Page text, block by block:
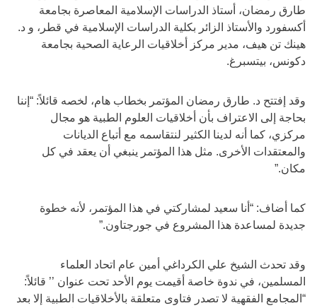
طارق رمضان، أستاذ الدراسات الإسلامية المعاصرة بجامعة
أكسفورد والأستاذ الزائر بكلية الدراسات الإسلامية في قطر، و د.
هينك تن هيف، مدير مركز أخلاقيات الرعاية الصحية بجامعة
دكونس، بيتسبرغ.
وقد إفتتح د. طارق رمضان المؤتمر بخطاب هام، لخصه قائلاً: “إننا
بحاجة إلى الاعتراف بأن أخلاقيات العلوم الطبية هو مجال
مركزي، كما أنه لدينا الكثير لنتقاسمه مع أتباع الديانات
والمعتقدات الأخرى. مثل هذا المؤتمر ينبغي أن يعقد في كل
مكان.”
كما أضاف: “أنا سعيد لمشاركتي في هذا المؤتمر، لأنه خطوة
جديدة لمساعدة هذا المشروع في جورجتاون.”
وقد تحدث الشيخ علي الكرداغي أمين عام اتحاد العلماء
المسلمين، في ندوة خاصة أقيمت يوم الأحد تحت عنوان ’’ قائلاً:
“المجامع الفقهية لا تصدر فتاوى متعلقة بالأخلاقيات الطبية إلا بعد